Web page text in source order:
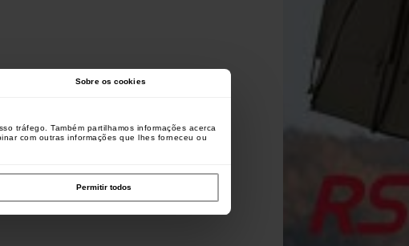
Sobre os cookies
tráfego. Também partilhamos informações acerca
com outras informações que lhes forneceu ou
Permitir todos